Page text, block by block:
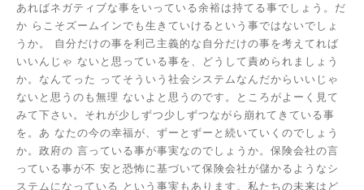
あればネガティブな事をいっている余裕は持てる事でしょう。だ
か らこそズームインでも生きていけるという事ではないでしょ
うか。 自分だけの事を利己主義的な自分だけの事を考えてれば
いいんじゃ ないと思っている事を、どうして責められましょう
か。なんてった ってそういう社会システムなんだからいいじゃ
ないと思うのも無理 ないよと思うのです。ところがよーく見て
みて下さい。それが少しずつ少しずつながら崩れてきている事
を。あ なたの今の幸福が、ずーとずーと続いていくのでしょう
か。政府の 言っている事が事実なのでしょうか。保険会社の言
っている事が不 安と恐怖に基づいて保険会社が儲かるようなシ
ステムになっている という事実もあります。私たちの未来はど